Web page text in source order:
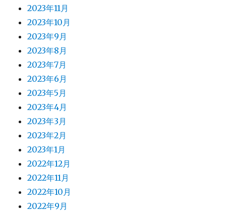
2023年11月
2023年10月
2023年9月
2023年8月
2023年7月
2023年6月
2023年5月
2023年4月
2023年3月
2023年2月
2023年1月
2022年12月
2022年11月
2022年10月
2022年9月